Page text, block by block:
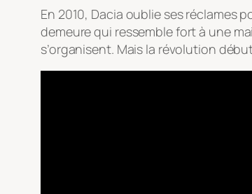
En 2010, Dacia oublie ses réclames
demeure qui ressemble fort à une
s’organisent. Mais la révolution